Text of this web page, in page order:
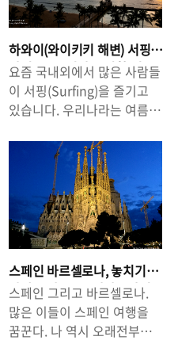
하와이(와이키키 해변) 서핑
가이드 - 꿀팁과 주의할 점.
요즘 국내외에서 많은 사람들
이 서핑(Surfing)을 즐기고
있습니다. 우리나라는 여름에
엔 뭔가 아쉬움이 남는데요,
그래서 많은 사람들이 해외에
서 서핑을 즐기고 있기도 합
니다. 특히, 태국 푸켓이나 하
와이, 오키나와 등에 여행을
가게되면 현지에서 서핑을 즐
길 수 있기 때문에 맣은 사람
들이 서핑에 도전하게 됩니
다. 지난 번에는 '푸켓 서핑'에
관한 글을 쓴 적이 있는데요
(푸켓 서핑가이드 ☞
스페인 바르셀로나, 놓치기
아까운 장소들 - 카탈루냐미
술관/사그라다파밀리아/피
카소미술관/람블라스거리
스페인 그리고 바르셀로나.
많은 이들이 스페인 여행을
꿈꾼다. 나 역시 오래전부터